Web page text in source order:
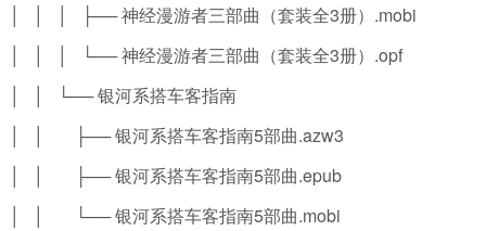
│ │ │ ├── 神经漫游者三部曲（套装全3册）.mobi
│ │ │ └── 神经漫游者三部曲（套装全3册）.opf
│ │ └── 银河系搭车客指南
│ │ ├── 银河系搭车客指南5部曲.azw3
│ │ ├── 银河系搭车客指南5部曲.epub
│ │ └── 银河系搭车客指南5部曲.mobi